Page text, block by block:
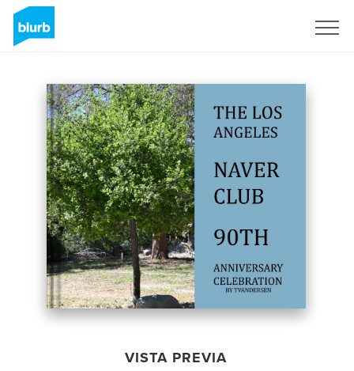
VISTA PREVIA